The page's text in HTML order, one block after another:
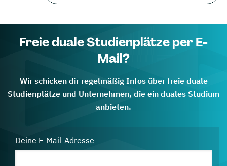
Freie duale Studienplätze per E-
Mail?
Wir schicken dir regelmäßig Infos über freie duale
Studienplätze und Unternehmen, die ein duales Studium
anbieten.
Deine E-Mail-Adresse